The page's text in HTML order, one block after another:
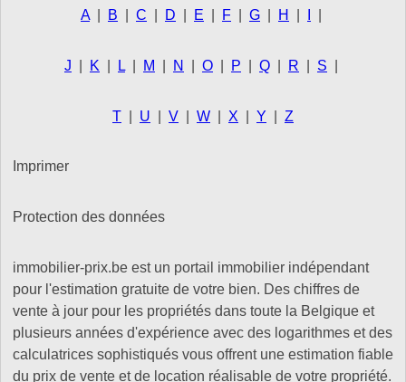
A B C D E F G H
J K L M N O P Q R S
T U V W X Y Z
Imprimer
Protection des données
immobilier-prix.be est un portail immobilier indépendant
pour l'estimation gratuite de votre bien. Des chiffres de
vente à jour pour les propriétés dans toute la Belgique et
plusieurs années d'expérience avec des logarithmes et des
calculatrices sophistiqués vous offrent une estimation fiable
du prix de vente et de location réalisable de votre propriété.